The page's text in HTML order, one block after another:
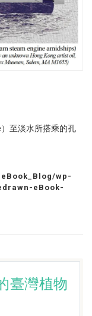
至淡水所搭乘的孔
wp-
eBook-
臺灣植物